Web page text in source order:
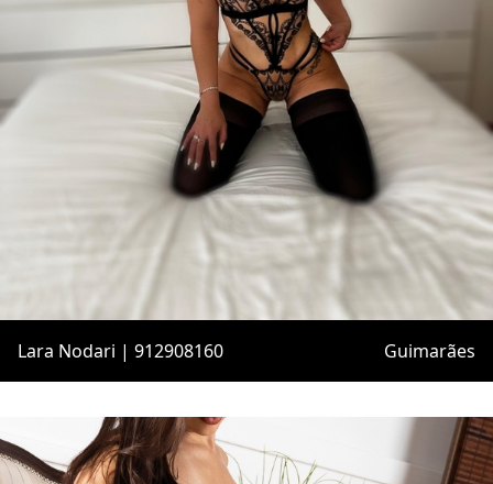
Lara Nodari | 912908160 Guimarães